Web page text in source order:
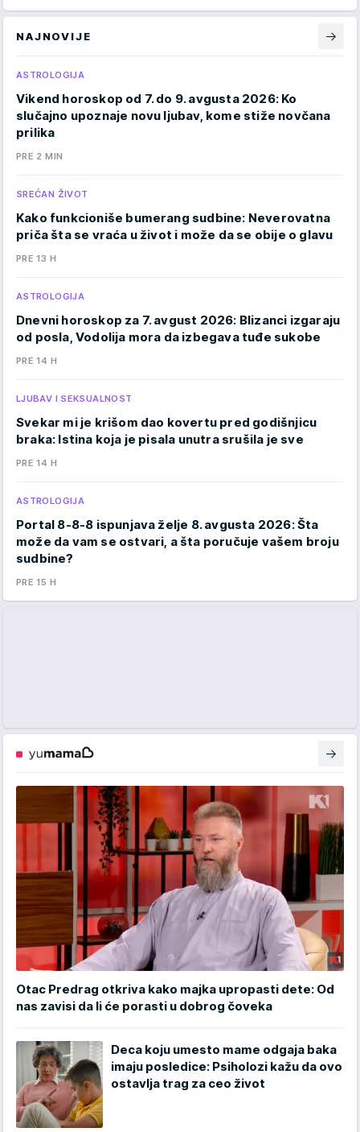
NAJNOVIJE
ASTROLOGIJA
Vikend horoskop od 7. do 9. avgusta 2026: Ko
slučajno upoznaje novu ljubav, kome stiže novčana
prilika
PRE 2 MIN
SREĆAN ŽIVOT
Kako funkcioniše bumerang sudbine: Neverovatna
priča šta se vraća u život i može da se obije o glavu
PRE 13 H
ASTROLOGIJA
Dnevni horoskop za 7. avgust 2026: Blizanci izgaraju
od posla, Vodolija mora da izbegava tuđe sukobe
PRE 14 H
LJUBAV I SEKSUALNOST
Svekar mi je krišom dao kovertu pred godišnjicu
braka: Istina koja je pisala unutra srušila je sve
PRE 14 H
ASTROLOGIJA
Portal 8-8-8 ispunjava želje 8. avgusta 2026: Šta
može da vam se ostvari, a šta poručuje vašem broju
sudbine?
PRE 15 H
Otac Predrag otkriva kako majka upropasti dete: Od
nas zavisi da li će porasti u dobrog čoveka
Deca koju umesto mame odgaja baka
imaju posledice: Psiholozi kažu da ovo
ostavlja trag za ceo život